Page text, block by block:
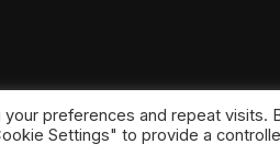
preferences and repeat visits.
Settings" to provide a